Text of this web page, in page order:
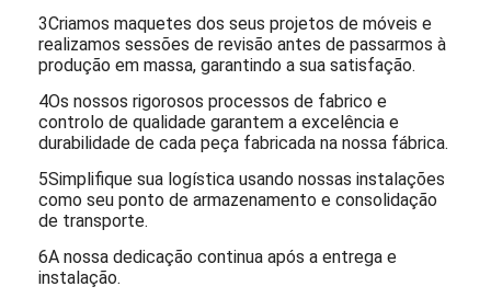
3Criamos maquetes dos seus projetos de móveis e
realizamos sessões de revisão antes de passarmos à
produção em massa, garantindo a sua satisfação.
4Os nossos rigorosos processos de fabrico e
controlo de qualidade garantem a excelência e
durabilidade de cada peça fabricada na nossa fábrica.
5Simplifique sua logística usando nossas instalações
como seu ponto de armazenamento e consolidação
de transporte.
6A nossa dedicação continua após a entrega e
instalação.